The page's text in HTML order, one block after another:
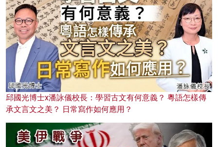
邱國光博士x潘詠儀校長：學習古文有何意義？ 粵語怎樣傳
承文言文之美？ 日常寫作如何應用？